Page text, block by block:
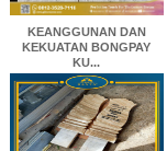
KEANGGUNAN DAN
KEKUATAN BONGPAY
KU...